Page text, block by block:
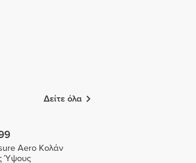
Δείτε όλα
Aero Κολάν
Ύψους